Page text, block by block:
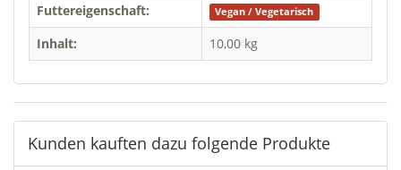
Futtereigenschaft: Vegan / Vegetarisch
Inhalt: 10,00 kg
Kunden kauften dazu folgende Produkte